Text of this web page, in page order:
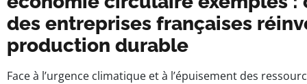
des entreprises françaises
production durable
Face à l’urgence climatique et à l’épuisement des